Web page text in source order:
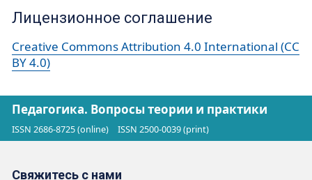
Лицензионное соглашение
Creative Commons Attribution 4.0 International (CC
BY 4.0)
Педагогика. Вопросы теории и практики
ISSN 2686-8725 (online) ISSN 2500-0039 (print)
Свяжитесь с нами